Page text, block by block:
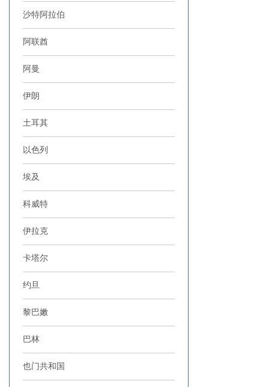
沙特阿拉伯
阿联酋
阿曼
伊朗
土耳其
以色列
埃及
科威特
伊拉克
卡塔尔
约旦
黎巴嫩
巴林
也门共和国